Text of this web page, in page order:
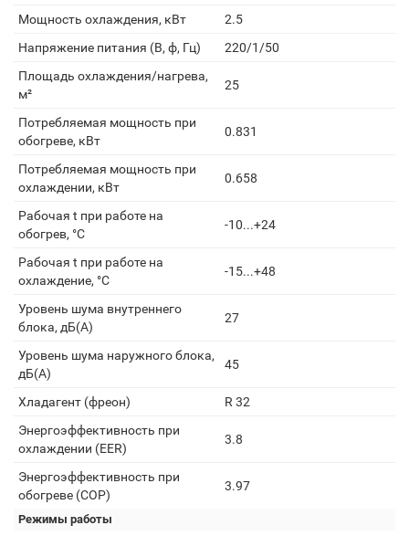
Мощность охлаждения, кВт
2.5
Напряжение питания (В, ф, Гц)
220/1/50
Площадь охлаждения/нагрева,
м²
25
Потребляемая мощность при
обогреве, кВт
0.831
Потребляемая мощность при
охлаждении, кВт
0.658
Рабочая t при работе на
обогрев, °С
-10...+24
Рабочая t при работе на
охлаждение, °С
-15...+48
Уровень шума внутреннего
блока, дБ(А)
27
Уровень шума наружного блока,
дБ(А)
45
Хладагент (фреон)
R 32
Энергоэффективность при
охлаждении (EER)
3.8
Энергоэффективность при
обогреве (COP)
3.97
Режимы работы